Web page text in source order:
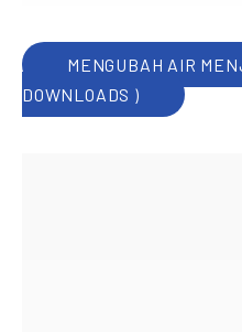
MENGUBAH AIR
DOWNLOADS )